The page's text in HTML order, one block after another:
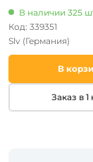
В наличии 325
Код: 339351
Slv (Германия)
В
Заказ в 1